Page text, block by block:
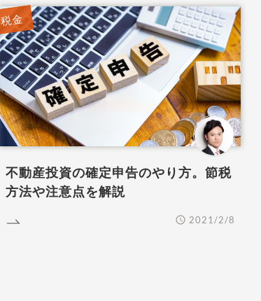
税金
不動産投資の確定申告のやり方。節税
方法や注意点を解説
2021/2/8